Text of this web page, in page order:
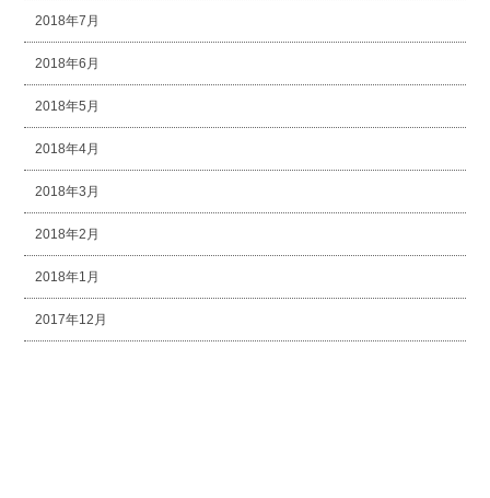
2018年7月
2018年6月
2018年5月
2018年4月
2018年3月
2018年2月
2018年1月
2017年12月